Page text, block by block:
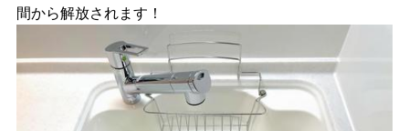
間から解放されます！